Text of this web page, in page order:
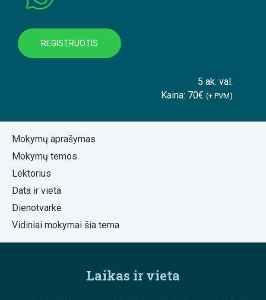
REGISTRUOTIS
5 ak. val.
Kaina: 70€ (+ PVM)
Mokymų aprašymas
Mokymų temos
Lektorius
Data ir vieta
Dienotvarkė
Vidiniai mokymai šia tema
Laikas ir vieta